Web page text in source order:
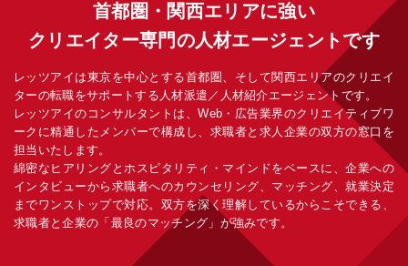
首都圏・関西エリアに強い
クリエイター専門の人材エージェントです
レッツアイは東京を中心とする首都圏、そして関西エリアのクリエイ
ターの転職をサポートする人材派遣／人材紹介エージェントです。
レッツアイのコンサルタントは、Web・広告業界のクリエイティブワ
ークに精通したメンバーで構成し、求職者と求人企業の双方の窓口を
担当いたします。
綿密なヒアリングとホスピタリティ・マインドをベースに、企業への
インタビューから求職者へのカウンセリング、マッチング、就業決定
までワンストップで対応。双方を深く理解しているからこそできる、
求職者と企業の「最良のマッチング」が強みです。